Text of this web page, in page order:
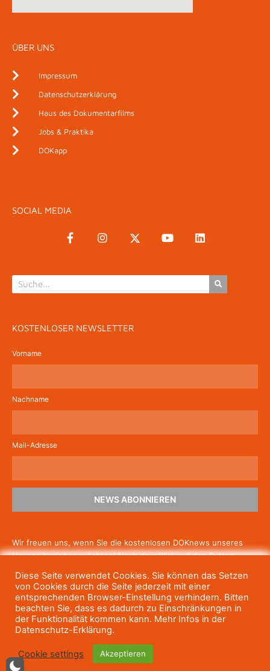
ÜBER UNS
Impressum
Datenschutzerklärung
Haus des Dokumentarfilms
Jobs & Praktika
DOKapp
SOCIAL MEDIA
KOSTENLOSER NEWSLETTER
Vorname
Nachname
Mail-Adresse
NEWS ABONNIEREN
Wir freuen uns, wenn Sie die kostenlosen DOKnews unseres
Hauses beziehen möchten! Nach dem Klick auf den Button
um die Newsletter-Anmeldung abzuschließen. Wenn Sie unsere
Gratis-News irgendwann nicht mehr erhalten wollen, können
Siesich jederzeit einfach wieder abmelden.
© Haus des Dokumentarfilms, 2023
Diese Seite verwendet Cookies. Sie können das Setzen
von Cookies durch die Seite jederzeit mit einer
entsprechenden Browser-Einstellung verhindern. Bitten
beachten Sie, dass es dadurch zu Einschränkungen in
der Funktionalität kommen kann. Mehr Infos in der
Datenschutz-Erklärung.
Cookie settings Akzeptieren